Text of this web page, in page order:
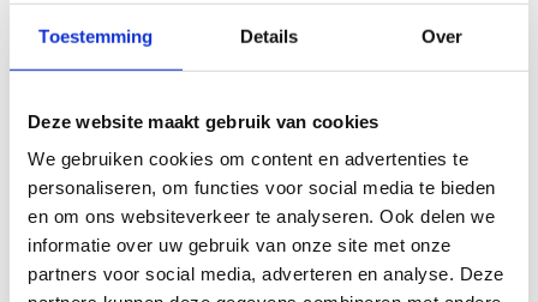
Toestemming Details Over
Deze website maakt gebruik van cookies
We gebruiken cookies om content en advertenties te
personaliseren, om functies voor social media te bieden
en om ons websiteverkeer te analyseren. Ook delen we
informatie over uw gebruik van onze site met onze
partners voor social media, adverteren en analyse. Deze
Beschrijving van de route
grondgebied.
De 4 lussen in Emelgem (5,68 km), aan sportcentrum De Krekel
(3,27 km), in Kachtem (8,65 km) en Bosmolens (5,47 km) zijn
met elkaar gelinkt via geel bewegwijzerde
verbindingstrajecten.